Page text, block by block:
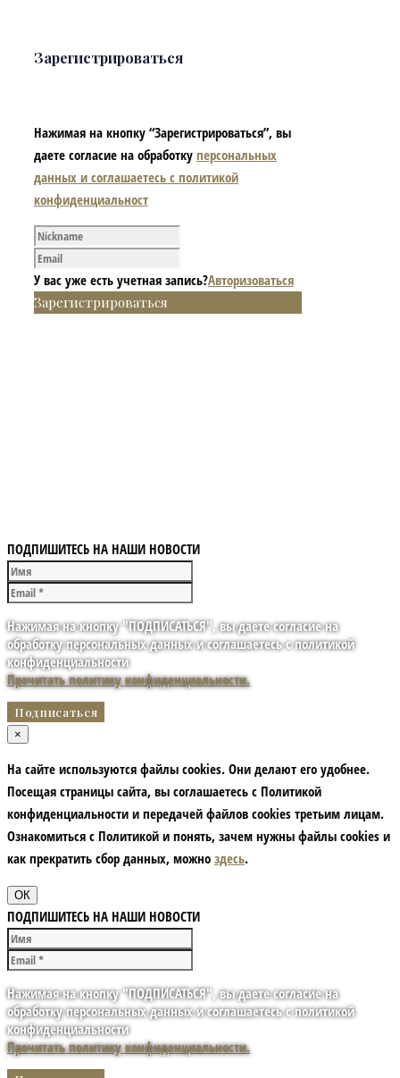
Зарегистрироваться
Нажимая на кнопку “Зарегистрироваться”, вы
даете согласие на обработку персональных
данных и соглашаетесь с политикой
конфиденциальност
У вас уже есть учетная запись?Авторизоваться
Зарегистрироваться
ПОДПИШИТЕСЬ НА НАШИ НОВОСТИ
Нажимая на кнопку "ПОДПИСАТЬСЯ", вы даете согласие на
обработку персональных данных и соглашаетесь с политикой
конфиденциальности
Прочитать политику конфиденциальности.
×
На сайте используются файлы cookies. Они делают его удобнее.
Посещая страницы сайта, вы соглашаетесь с Политикой
конфиденциальности и передачей файлов cookies третьим лицам.
Ознакомиться с Политикой и понять, зачем нужны файлы сookies и
как прекратить сбор данных, можно здесь.
ОК
ПОДПИШИТЕСЬ НА НАШИ НОВОСТИ
Нажимая на кнопку "ПОДПИСАТЬСЯ", вы даете согласие на
обработку персональных данных и соглашаетесь с политикой
конфиденциальности
Прочитать политику конфиденциальности.